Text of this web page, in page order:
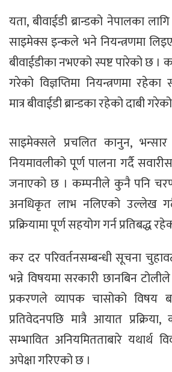
यता, बीवाईडी ब्रान्डको नेपालका
साइमेक्स इन्कले भने नियन्त्रणमा
बीवाईडीका नभएको स्पष्ट पारेको छ ।
गरेको विज्ञप्तिमा नियन्त्रणमा
मात्र बीवाईडी ब्रान्डका रहेको दाबी
साइमेक्सले प्रचलित कानुन,
नियमावलीको पूर्ण पालना गर्दै
जनाएको छ । कम्पनीले कुनै पनि
अनधिकृत लाभ नलिएको उल्लेख
प्रक्रियामा पूर्ण सहयोग गर्न प्रतिबद्ध
कर दर परिवर्तनसम्बन्धी सूचना
भन्ने विषयमा सरकारी छानबिन
प्रकरणले व्यापक चासोको विषय
प्रतिवेदनपछि मात्रै आयात
सम्भावित अनियमितताबारे यथार्थ
अपेक्षा गरिएको छ ।